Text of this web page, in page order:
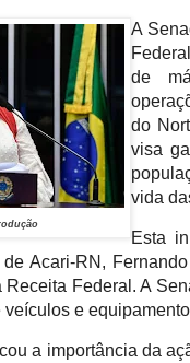
A
de
do
visa
vida
Esta
Acari-RN,
Receita Federal. A
veículos e
a importância da